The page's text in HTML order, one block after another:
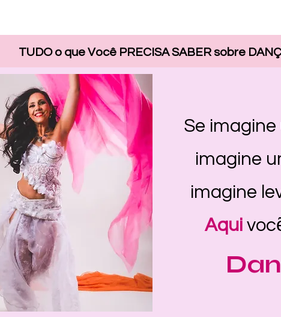
TUDO o que Você PRECISA SABER sobre
Se
imagine
imagine
Aqui